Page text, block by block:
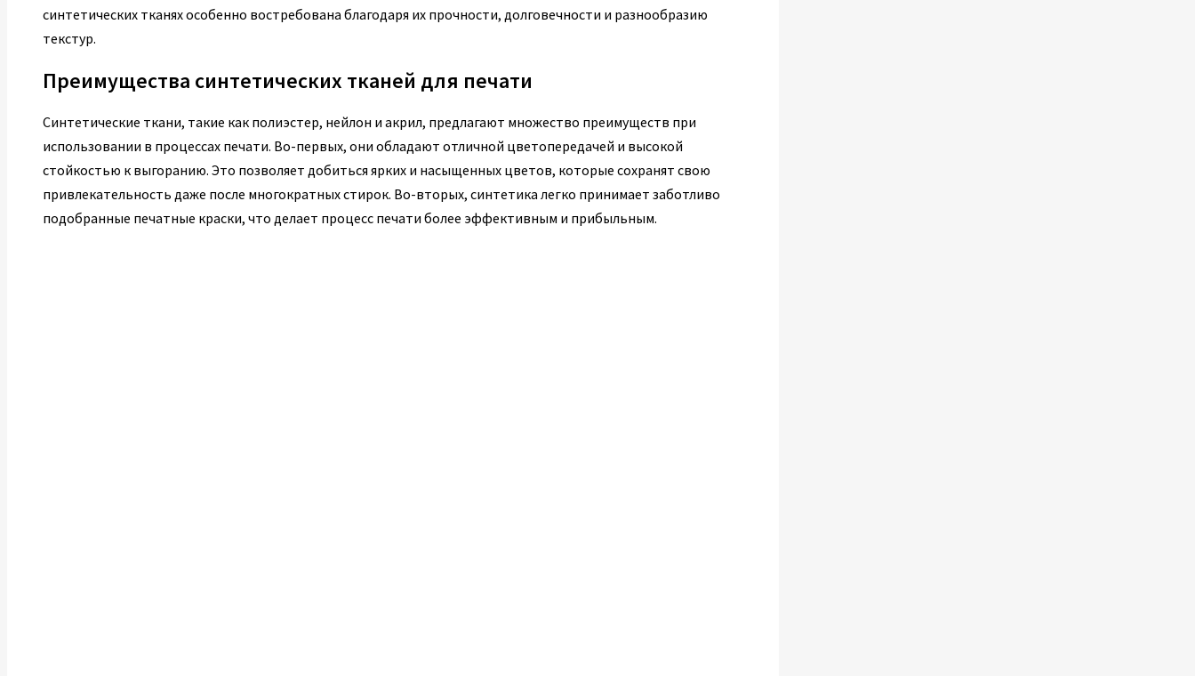
синтетических тканях особенно востребована благодаря их прочности, долговечности и разнообразию
текстур.
Преимущества синтетических тканей для печати
Синтетические ткани, такие как полиэстер, нейлон и акрил, предлагают множество преимуществ при
использовании в процессах печати. Во-первых, они обладают отличной цветопередачей и высокой
стойкостью к выгоранию. Это позволяет добиться ярких и насыщенных цветов, которые сохранят свою
привлекательность даже после многократных стирок. Во-вторых, синтетика легко принимает заботливо
подобранные печатные краски, что делает процесс печати более эффективным и прибыльным.